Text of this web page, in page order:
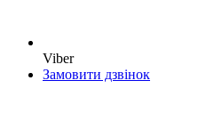
Viber
Замовити дзвінок